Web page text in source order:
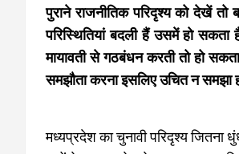
पुराने राजनीतिक परिदृश्य को देखें
परिस्थितियां बदली हैं उसमें हो
मायावती से गठबंधन करती तो हो
समझौता करना इसलिए उचित न
मध्यप्रदेश का चुनावी परिदृश्य